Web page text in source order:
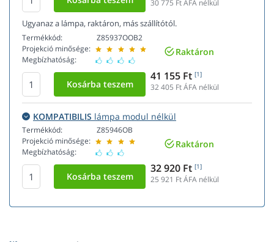
30 775 Ft ÁFA nélkül
Ugyanaz a lámpa, raktáron, más szállítótól.
Termékkód:
Projekció minősége:
Megbízhatóság:
Z85937OOB2
Raktáron
41 155 Ft [1]
32 405 Ft ÁFA nélkül
KOMPATIBILIS lámpa modul nélkül
Termékkód:
Projekció minősége:
Megbízhatóság:
Z85946OB
Raktáron
32 920 Ft [1]
25 921 Ft ÁFA nélkül